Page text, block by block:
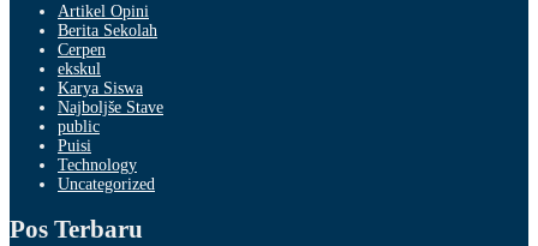
Artikel Opini
Berita Sekolah
Cerpen
ekskul
Karya Siswa
Najboljše Stave
public
Puisi
Technology
Uncategorized
Pos Terbaru